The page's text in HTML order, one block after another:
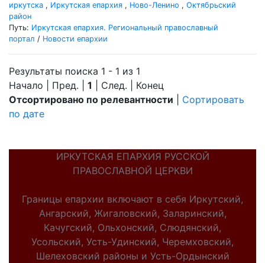
иркутска , Иркутская епархия , Ново-Ленино , Октябрьский
район
Путь: Иркутская епархия. Региональный православный
портал / Новости епархии
Результаты поиска 1 - 1 из 1
Начало | Пред. | 1 | След. | Конец
Отсортировано по релевантности
Сортировать
по дате
ИРКУТСКАЯ ЕПАРХИЯ РУССКОЙ
ПРАВОСЛАВНОЙ ЦЕРКВИ
Границы епархии включают в себя Иркутский,
Ангарский, Жигаловский, Заларинский,
Качугский, Ольхонский, Слюдянский,
Усольский, Усть-Удинский, Черемховский,
Шелеховский районы и Усть-Ордынский